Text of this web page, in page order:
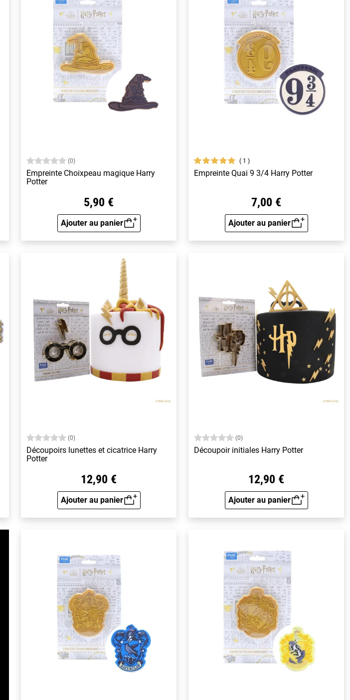
(0)
Empreinte Choixpeau magique Harry
Potter
5,90 €
Ajouter au panier
Aperçu rapide
1
Empreinte Quai 9 3/4 Harry Potter
7,00 €
Ajouter au panier
Aperçu rapide
(0)
Découpoirs lunettes et cicatrice Harry
Potter
12,90 €
Ajouter au panier
Aperçu rapide
(0)
Découpoir initiales Harry Potter
12,90 €
Ajouter au panier
Aperçu rapide